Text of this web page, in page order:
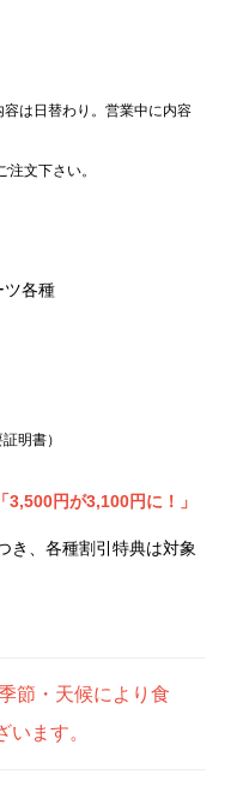
は日替わり。営業中に内容
文下さい。
ツ各種
明書）
円が3,100円に！」
き、各種割引特典は対象
節・天候により食
ます。